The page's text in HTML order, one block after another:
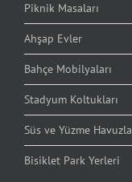
Piknik Masaları
Ahşap Evler
Bahçe Mobilyaları
Stadyum Koltukları
Süs ve Yüzme
Bisiklet Park Yerleri